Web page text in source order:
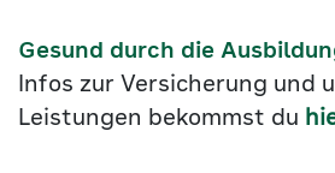
Gesund durch die
Infos zur Versicherung und
Leistungen bekommst du